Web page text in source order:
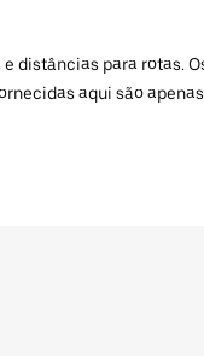
para rotas.
aqui são